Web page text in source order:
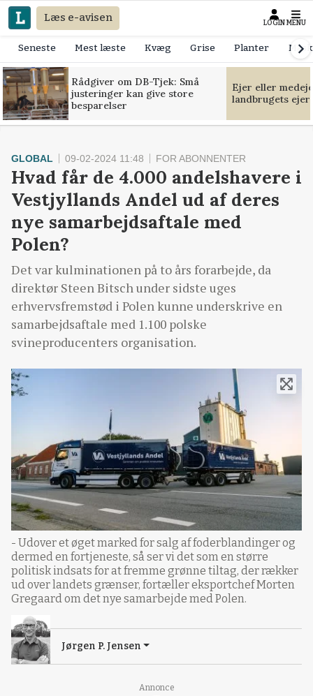
Læs e-avisen LOGIN MENU
Seneste Mest læste Kvæg Grise Planter
Rådgiver om DB-Tjek: Små
justeringer kan give store
besparelser
Ejer eller
landbrugets
Annonce
GLOBAL 09-02-2024 11:48 FOR ABONNENTER
Hvad får de 4.000 andelshavere i
Vestjyllands Andel ud af deres
nye samarbejdsaftale med
Polen?
Det var kulminationen på to års forarbejde, da
direktør Steen Bitsch under sidste uges
erhvervsfremstød i Polen kunne underskrive en
samarbejdsaftale med 1.100 polske
svineproducenters organisation.
- Udover et øget marked for salg af foderblandinger og
dermed en fortjeneste, så ser vi det som en større
politisk indsats for at fremme grønne tiltag, der rækker
ud over landets grænser, fortæller eksportchef Morten
Gregaard om det nye samarbejde med Polen.
Jørgen P. Jensen